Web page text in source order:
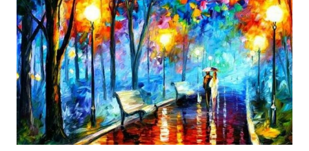
membutuhkan kertas yang baik agar proses pembuatan gambar lebih
nyaman dan maksimal. Bahan kertas yang baik salah satu syaratnya
adalah tidak mudah sobek, mengingat menggambar merupakan
proses menggores dan menghapus. Kertas adalah bahan yang paling
ideal digunakan untuk menggambar. Dalam menggambar
menggunakan pen...